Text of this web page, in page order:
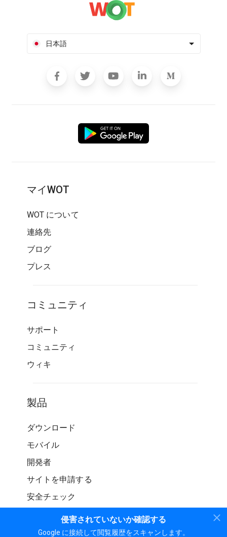
侵害されていないか確認する
Google に接続して閲覧履歴をスキャンします。
日本語
マイWOT
WOT について
連絡先
ブログ
プレス
コミュニティ
サポート
コミュニティ
ウィキ
製品
ダウンロード
モバイル
開発者
サイトを申請する
安全チェック